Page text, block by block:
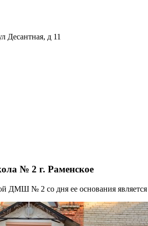
Десантная, д 11
№ 2 г. Раменское
№ 2 со дня ее основания является